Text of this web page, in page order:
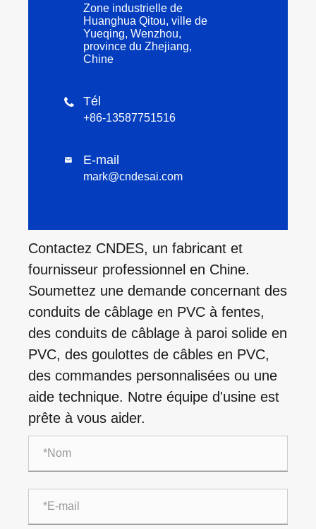
Zone industrielle de
Huanghua Qitou, ville de
Yueqing, Wenzhou,
province du Zhejiang,
Chine
 Tél
+86-13587751516
 E-mail
mark@cndesai.com
Contactez CNDES, un fabricant et
fournisseur professionnel en Chine.
Soumettez une demande concernant des
conduits de câblage en PVC à fentes,
des conduits de câblage à paroi solide en
PVC, des goulottes de câbles en PVC,
des commandes personnalisées ou une
aide technique. Notre équipe d'usine est
prête à vous aider.